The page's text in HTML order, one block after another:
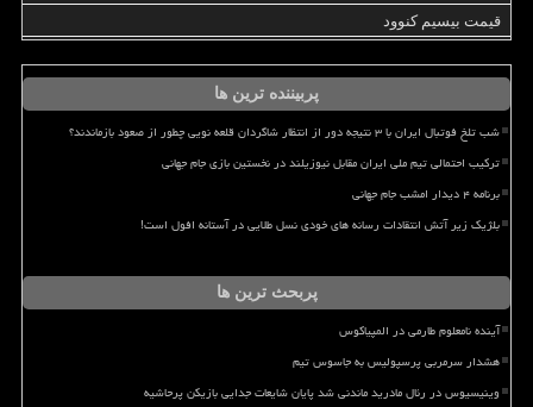
قیمت بیسیم کنوود
پربیننده ترین ها
شب تلخ فوتبال ایران با ۳ نتیجه دور از انتظار شاگردان قلعه نویی چطور از صعود بازماندند؟
ترکیب احتمالی تیم ملی ایران مقابل نیوزیلند در نخستین بازی جام جهانی
برنامه ۴ دیدار امشب جام جهانی
بلژیک زیر آتش انتقادات رسانه های خودی نسل طلایی در آستانه افول است!
پربحث ترین ها
آینده نامعلوم طارمی در المپیاکوس
هشدار سرمربی پرسپولیس به جاسوس تیم
وینیسیوس در رئال مادرید ماندنی شد پایان شایعات جدایی بازیکن پرحاشیه